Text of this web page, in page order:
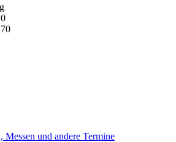
Messen und andere Termine